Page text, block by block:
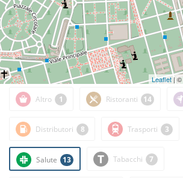
Leaflet| ©
Altro 1 Ristoranti 14
Distributori 8 Trasporti 3
Salute 13 Tabacchi 7